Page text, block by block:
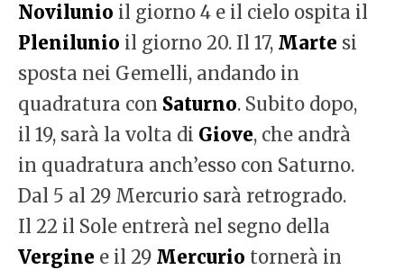
Novilunio il giorno 4 e il cielo ospita il
Plenilunio il giorno 20. Il 17, Marte si
sposta nei Gemelli, andando in
quadratura con Saturno. Subito dopo,
il 19, sarà la volta di Giove, che andrà
in quadratura anch’esso con Saturno.
Dal 5 al 29 Mercurio sarà retrogrado.
Il 22 il Sole entrerà nel segno della
Vergine e il 29 Mercurio tornerà in